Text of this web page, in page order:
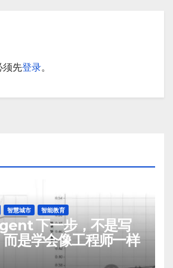
须先登录。
智慧城市 智能教育
下一步，不是写
是学会像工程师一样